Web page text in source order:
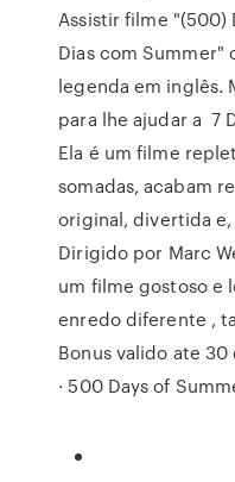
Assistir filme "(500)
Dias com Summer"
legenda em inglês.
para lhe ajudar a 7
Ela é um filme
somadas, acabam
original, divertida
Dirigido por Marc
um filme gostoso e
enredo diferente ,
Bonus valido ate
· 500 Days of